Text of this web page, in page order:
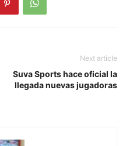
Next article
Suva Sports hace oficial la
llegada nuevas jugadoras